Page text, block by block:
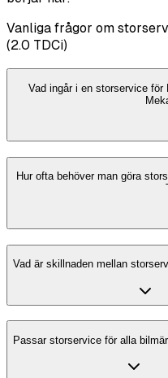
Vanliga frågor om
(2.0 TDCi)
Vad ingår i en storservice för
Hur ofta behöver man göra
Vad är skillnaden mellan
Passar storservice för alla